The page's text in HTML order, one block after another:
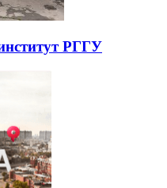
РГГУ